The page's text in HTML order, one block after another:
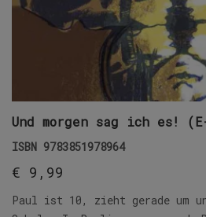
Und morgen sag ich es!
ISBN 9783851978964
€ 9,99
Paul ist 10, zieht gerade um